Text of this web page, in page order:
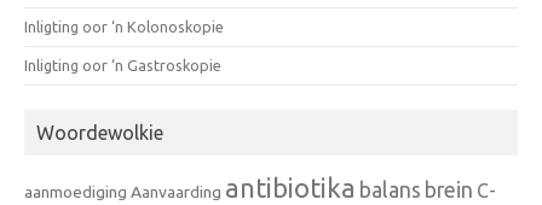
Inligting oor ‘n Kolonoskopie
Inligting oor ‘n Gastroskopie
Woordewolkie
aanmoediging Aanvaarding antibiotika balans brein C-